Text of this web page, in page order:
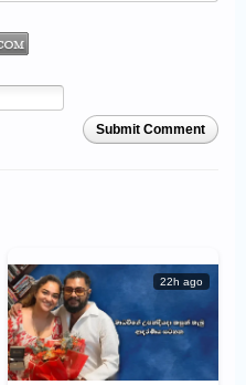
Submit Comment
22h ago